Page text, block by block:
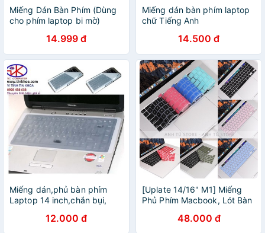
Miếng Dán Bàn Phím (Dùng
cho phím laptop bi mờ)
14.999 đ
Miếng dán bàn phím laptop
chữ Tiếng Anh
14.500 đ
Miếng dán,phủ bàn phím
Laptop 14 inch,chắn bụi,
12.000 đ
[Uplate 14/16" M1] Miếng
Phủ Phím Macbook, Lót Bàn
48.000 đ